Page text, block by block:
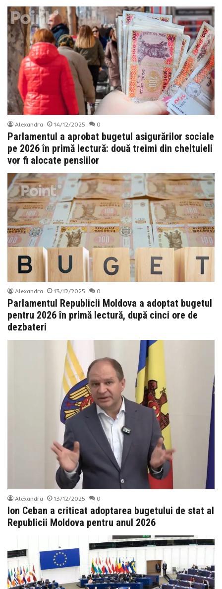
Alexandra 14/12/2025 0
Parlamentul a aprobat bugetul asigurărilor sociale
pe 2026 în primă lectură: două treimi din cheltuieli
vor fi alocate pensiilor
Alexandra 13/12/2025 0
Parlamentul Republicii Moldova a adoptat bugetul
pentru 2026 în primă lectură, după cinci ore de
dezbateri
Alexandra 13/12/2025 0
Ion Ceban a criticat adoptarea bugetului de stat al
Republicii Moldova pentru anul 2026